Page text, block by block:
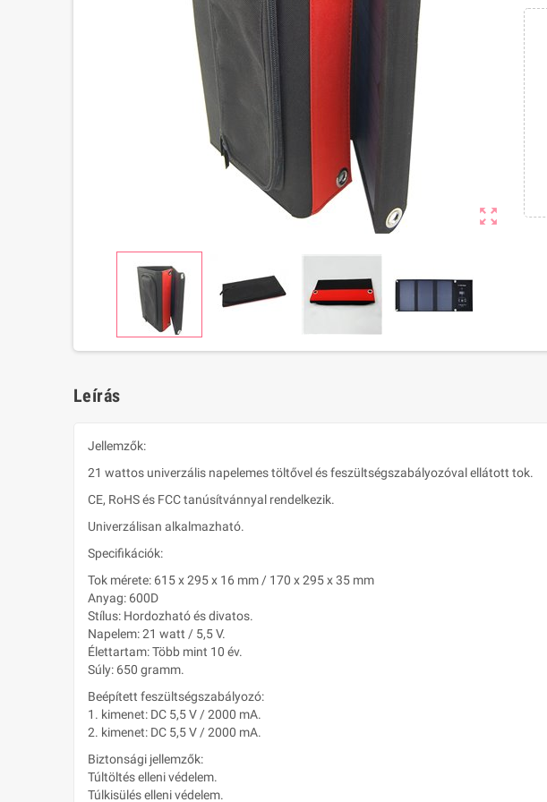
zoom_out_map
Leírás
Jellemzők:
21 wattos univerzális napelemes töltővel és feszültségszabályozóval ellátott tok.
CE, RoHS és FCC tanúsítvánnyal rendelkezik.
Univerzálisan alkalmazható.
Specifikációk:
Tok mérete: 615 x 295 x 16 mm / 170 x 295 x 35 mm
Anyag: 600D
Stílus: Hordozható és divatos.
Napelem: 21 watt / 5,5 V.
Élettartam: Több mint 10 év.
Súly: 650 gramm.
Beépített feszültségszabályozó:
1. kimenet: DC 5,5 V / 2000 mA.
2. kimenet: DC 5,5 V / 2000 mA.
Biztonsági jellemzők:
Túltöltés elleni védelem.
Túlkisülés elleni védelem.